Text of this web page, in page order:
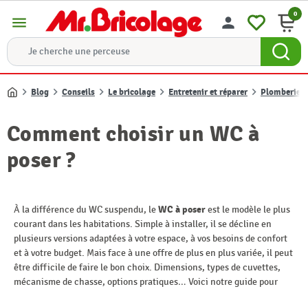
menu person 0
Accueil
Blog Conseils Le bricolage Entretenir et réparer Plomberie
Comment choisir un WC à
poser ?
À la différence du WC suspendu, leWC à poserest le modèle le plus
courant dans les habitations. Simple à installer, il se décline en
plusieurs versions adaptées à votre espace, à vos besoins de confort
et à votre budget. Mais face à une offre de plus en plus variée, il peut
être difficile de faire le bon choix. Dimensions, types de cuvettes,
mécanisme de chasse, options pratiques… Voici notre guide pour